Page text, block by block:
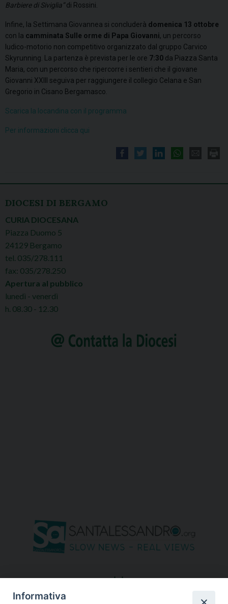
Barbiere di Siviglia”di Rossini.
Infine, la Settimana Giovannea si concluderà domenica 13 ottobre
con la camminata Sulle orme di Papa Giovanni, un percorso
ludico-motorio non competitivo organizzato dal gruppo Carvico
Skyrunning. La partenza è prevista per le ore 7:30 da Piazza Santa
Maria, con un percorso che ripercorre i sentieri che il giovane
Giovanni XXIII seguiva per raggiungere il collegio Celana e San
Gregorio in Cisano Bergamasco.
Scarica la locandina con il programma
Per informazioni clicca qui
DIOCESI DI BERGAMO
CURIA DIOCESANA
Piazza Duomo 5
24129 Bergamo
tel. 035/278.111
fax: 035/278.250
Apertura al pubblico
lunedì - venerdì
h. 08.30 - 12.30
seguici su
Informativa